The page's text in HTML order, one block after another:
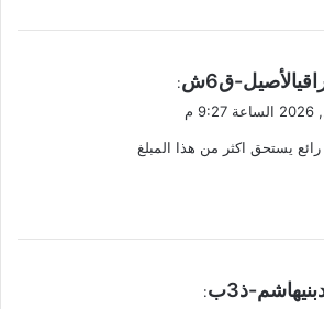
ق6ش
:
يستحق اكثر من هذا المبلغ
ذ3ب
: